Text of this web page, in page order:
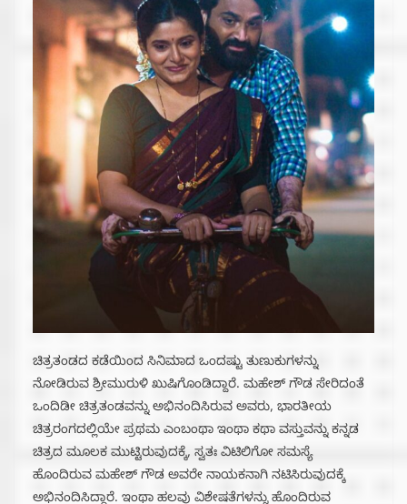
ಚಿತ್ರತಂಡದ ಕಡೆಯಿಂದ ಸಿನಿಮಾದ ಒಂದಷ್ಟು ತುಣುಕುಗಳನ್ನು
ನೋಡಿರುವ ಶ್ರೀಮುರುಳಿ ಖುಷಿಗೊಂಡಿದ್ದಾರೆ. ಮಹೇಶ್ ಗೌಡ ಸೇರಿದಂತೆ
ಒಂದಿಡೀ ಚಿತ್ರತಂಡವನ್ನು ಅಭಿನಂದಿಸಿರುವ ಅವರು, ಭಾರತೀಯ
ಚಿತ್ರರಂಗದಲ್ಲಿಯೇ ಪ್ರಥಮ ಎಂಬಂಥಾ ಇಂಥಾ ಕಥಾ ವಸ್ತುವನ್ನು ಕನ್ನಡ
ಚಿತ್ರದ ಮೂಲಕ ಮುಟ್ಟಿರುವುದಕ್ಕೆ, ಸ್ವತಃ ವಿಟಿಲಿಗೋ ಸಮಸ್ಯೆ
ಹೊಂದಿರುವ ಮಹೇಶ್ ಗೌಡ ಅವರೇ ನಾಯಕನಾಗಿ ನಟಿಸಿರುವುದಕ್ಕೆ
ಅಭಿನಂದಿಸಿದ್ದಾರೆ. ಇಂಥಾ ಹಲವು ವಿಶೇಷತೆಗಳನ್ನು ಹೊಂದಿರುವ